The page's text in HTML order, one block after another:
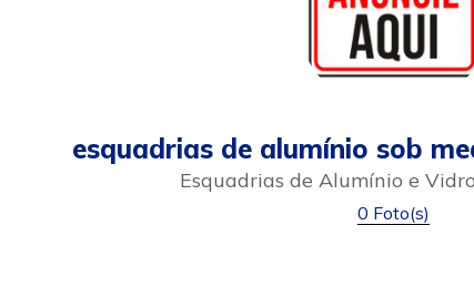
esquadrias de alumínio sob
Esquadrias de Alumínio e
0 Foto(s)